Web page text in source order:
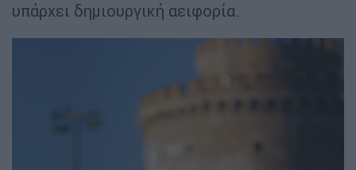
υπάρχει δημιουργική αειφορία.